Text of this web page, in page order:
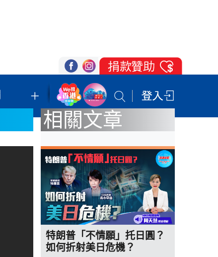
我們的立場 登記支持 聯絡我們
相關文章
特朗普「不情願」托日圓？
如何折射美日危機？